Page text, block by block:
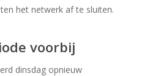
het netwerk af te sluiten.
voorbij
dinsdag opnieuw